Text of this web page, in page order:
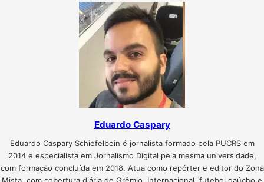
Eduardo Caspary
Eduardo Caspary Schiefelbein é jornalista formado pela PUCRS em
2014 e especialista em Jornalismo Digital pela mesma universidade,
com formação concluída em 2018. Atua como repórter e editor do Zona